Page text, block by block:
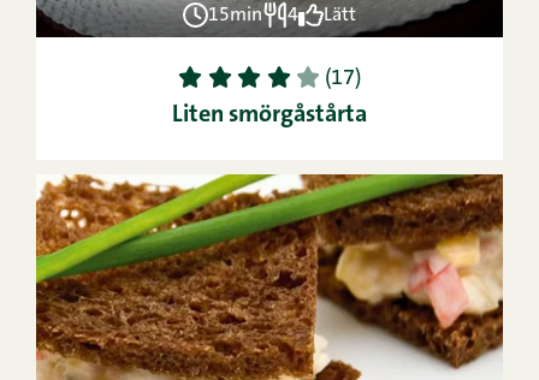
15min 4 Lätt
1 2 3 4 5 (17)
Liten smörgåstårta